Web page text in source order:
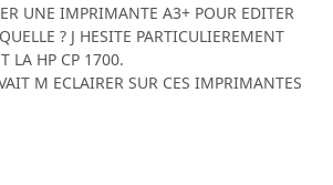
UNE IMPRIMANTE A3+ POUR EDITER
? J HESITE PARTICULIEREMENT
LA HP CP 1700.
M ECLAIRER SUR CES IMPRIMANTES